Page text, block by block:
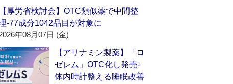
【厚労省検討会】OTC類似薬で中間整
‐77成分1042品目が対象に
年08月07日 (金)
【アリナミン製薬】「ロ
ゼレム」OTC化し発売‐
体内時計整える睡眠改善